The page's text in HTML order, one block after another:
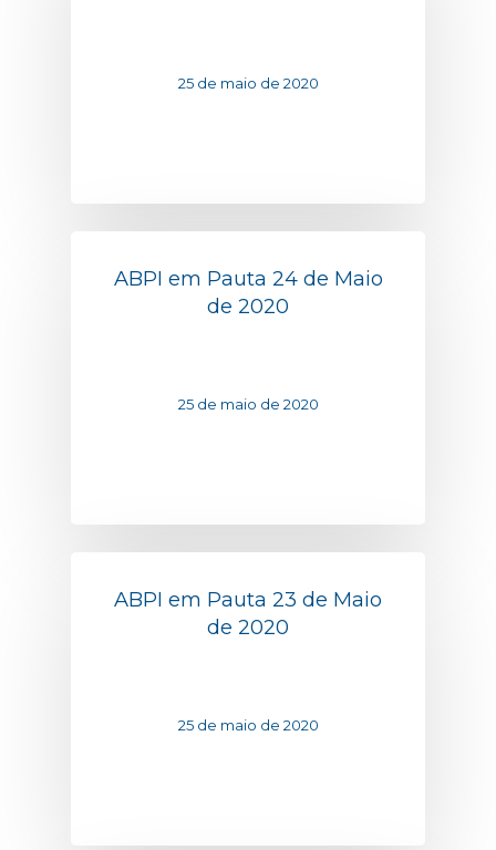
25 de maio de 2020
ABPI em Pauta 24 de Maio
de 2020
25 de maio de 2020
ABPI em Pauta 23 de Maio
de 2020
25 de maio de 2020